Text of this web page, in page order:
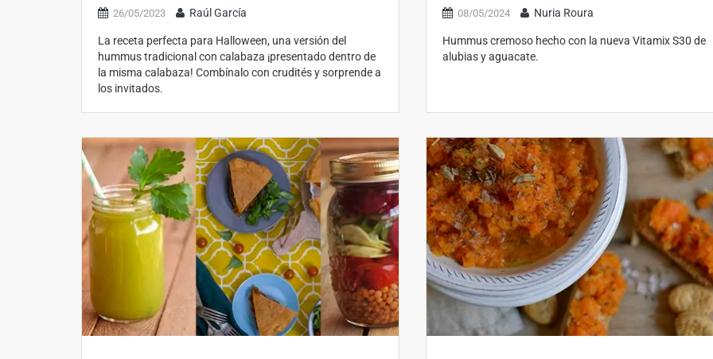
26/05/2023 Raúl García
La receta perfecta para Halloween, una versión del
hummus tradicional con calabaza ¡presentado dentro de
la misma calabaza! Combínalo con crudités y sorprende a
los invitados.
08/05/2024 Nuria Roura
Hummus cremoso hecho con la nueva Vitamix S30 de
alubias y aguacate.